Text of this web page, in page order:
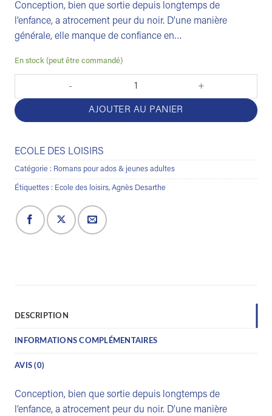
Conception, bien que sortie depuis longtemps de
l’enfance, a atrocement peur du noir. D’une manière
générale, elle manque de confiance en…
En stock (peut être commandé)
quantité de Les peurs de Conception
AJOUTER AU PANIER
ECOLE DES LOISIRS
Catégorie : Romans pour ados & jeunes adultes
Étiquettes : Ecole des loisirs, Agnès Desarthe
DESCRIPTION
INFORMATIONS COMPLÉMENTAIRES
AVIS (0)
Conception, bien que sortie depuis longtemps de
l’enfance, a atrocement peur du noir. D’une manière